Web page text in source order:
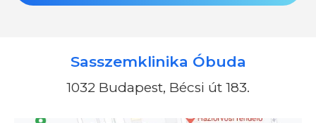
Sasszemklinika Óbuda
1032 Budapest, Bécsi út 183.